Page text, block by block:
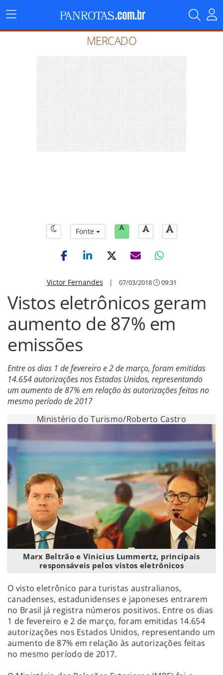
Menu
Principal
MERCADO
Fonte
Victor Fernandes | 07/03/2018 09:31
Vistos eletrônicos geram
aumento de 87% em
emissões
Entre os dias 1 de fevereiro e 2 de março, foram emitidas
14.654 autorizações nos Estados Unidos, representando
um aumento de 87% em relação às autorizações feitas no
mesmo período de 2017
Ministério do Turismo/Roberto Castro
Marx Beltrão e Vinicius Lummertz, principais
responsáveis pelos vistos eletrônicos
O visto eletrônico para turistas australianos,
canadenses, estadunidenses e japoneses entrarem
no Brasil já registra números positivos. Entre os dias
1 de fevereiro e 2 de março, foram emitidas 14.654
autorizações nos Estados Unidos, representando um
aumento de 87% em relação às autorizações feitas
no mesmo período de 2017.